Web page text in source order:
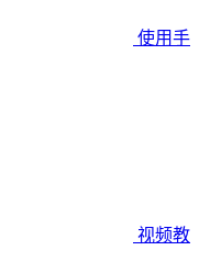
使用手
视频教